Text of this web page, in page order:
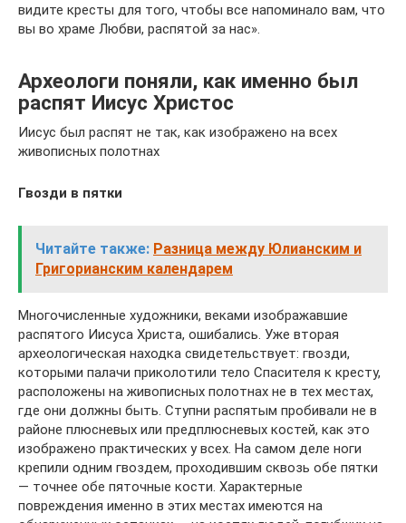
видите кресты для того, чтобы все напоминало вам, что
вы во храме Любви, распятой за нас».
Археологи поняли, как именно был
распят Иисус Христос
Иисус был распят не так, как изображено на всех
живописных полотнах
Гвозди в пятки
Читайте также: Разница между Юлианским и
Григорианским календарем
Многочисленные художники, веками изображавшие
распятого Иисуса Христа, ошибались. Уже вторая
археологическая находка свидетельствует: гвозди,
которыми палачи приколотили тело Спасителя к кресту,
расположены на живописных полотнах не в тех местах,
где они должны быть. Ступни распятым пробивали не в
районе плюсневых или предплюсневых костей, как это
изображено практических у всех. На самом деле ноги
крепили одним гвоздем, проходившим сквозь обе пятки
— точнее обе пяточные кости. Характерные
повреждения именно в этих местах имеются на